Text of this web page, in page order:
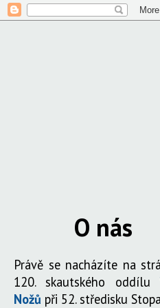
O nás
Právě se nacházíte na
120. skautského oddílu
Nožů při 52. středisku